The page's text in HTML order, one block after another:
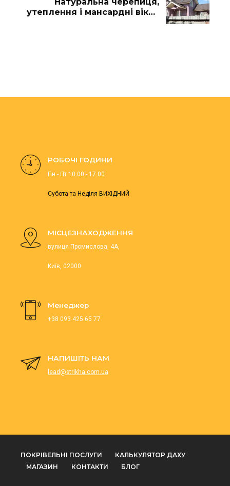
утеплення і мансардні вікна
РОБОЧІ ГОДИНИ
Пн - Пт 10.00 - 17.00
Субота та Неділя ВИХІДНИЙ
МІСЦЕЗНАХОДЖЕННЯ
вулиця Промислова, 4А,
Київ, 02000
Менеджер
+38 093 425 65 77
НАПИШІТЬ НАМ
lead@strikha.com.ua
ПОКРІВЕЛЬНІ ПОСЛУГИ
КАЛЬКУЛЯТОР ДАХУ
МАГАЗИН
КОНТАКТИ БЛОГ